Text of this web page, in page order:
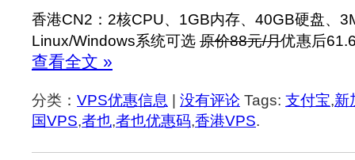
香港CN2：2核CPU、1GB内存、40GB硬盘、
Linux/Windows系统可选 原价88元/月优惠后
查看全文 »
分类： VPS优惠信息 没有评论 Tags: 支付宝,新
国VPS,者也,者也优惠码,香港VPS.